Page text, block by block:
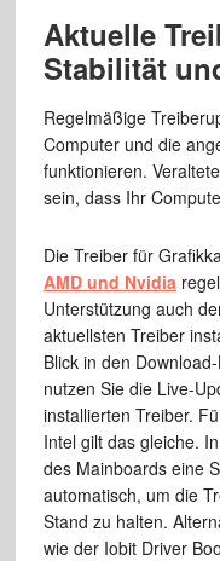
Aktuelle
Stabilität
Regelmäßige
Computer und die
funktionieren.
sein, dass Ihr
Die Treiber für
AMD und Nvidia
Unterstützung auch
aktuellsten Treiber
Blick in den
nutzen Sie die Live-
installierten Treiber.
Intel gilt das gleiche.
des Mainboards eine
automatisch, um die
Stand zu halten.
wie der Iobit Driver